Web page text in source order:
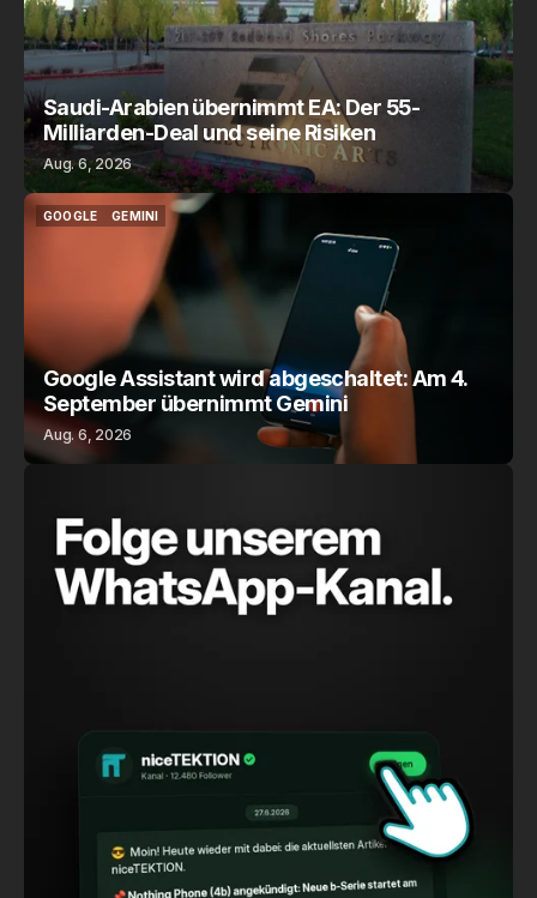
Saudi-Arabien übernimmt EA: Der 55-
Milliarden-Deal und seine Risiken
Aug. 6, 2026
GOOGLE
GEMINI
Google Assistant wird abgeschaltet: Am 4.
September übernimmt Gemini
Aug. 6, 2026